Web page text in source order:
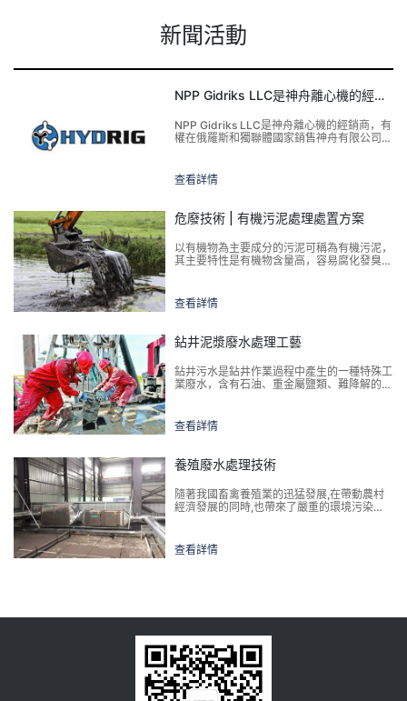
新聞活動
NPP Gidriks LLC是神舟離心機的經銷商
NPP Gidriks LLC是神舟離心機的經銷商，有
權在俄羅斯和獨聯體國家銷售神舟有限公司生
查看詳情
危廢技術 | 有機污泥處理處置方案
以有機物為主要成分的污泥可稱為有機污泥，
其主要特性是有機物含量高，容易腐化發臭，
查看詳情
鉆井泥漿廢水處理工藝
鉆井污水是鉆井作業過程中產生的一種特殊工
業廢水，含有石油、重金屬鹽類、難降解的有
明的膠體狀態，有濃厚的刺鼻氣味和腐臭味.
臭氧催化氧化技術由于具有能耗低、降解效率
查看詳情
養殖廢水處理技術
隨著我國畜禽養殖業的迅猛發展,在帶動農村
經濟發展的同時,也帶來了嚴重的環境污染問
產生毒害作用
查看詳情